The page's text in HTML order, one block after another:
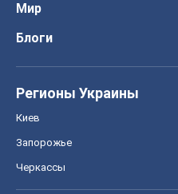
Мир
Блоги
Регионы Украины
Киев
Запорожье
Черкассы